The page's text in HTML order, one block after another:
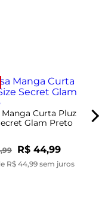
Manga Curta Pluz
Glam Preto
R$ 44,99
R$ 44,99 sem juros